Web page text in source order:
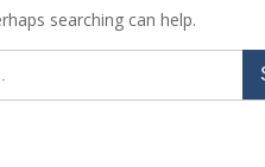
searching can help.